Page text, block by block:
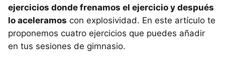
ejercicios donde frenamos el ejercicio y después
lo aceleramos con explosividad. En este artículo te
proponemos cuatro ejercicios que puedes añadir
en tus sesiones de gimnasio.